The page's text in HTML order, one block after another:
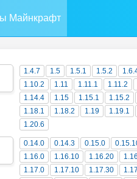
Майнкрафт
1.4.7 1.5 1.5.1 1.5.2
1.10.2
1.11 1.11.1 1.11.2
1.14.4
1.15 1.15.1 1.15.2
1.18.1
1.18.2 1.19 1.19.1
1.20.6
0.14.0 0.14.3 0.15.0
1.16.0
1.16.10 1.16.20
1.17.0
1.17.10 1.17.30